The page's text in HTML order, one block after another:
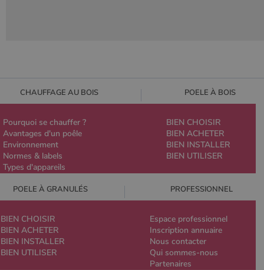
CHAUFFAGE AU BOIS POELE À BOIS
Pourquoi se chauffer ?
Avantages d'un poêle
Environnement
Normes & labels
Types d'appareils
BIEN CHOISIR
BIEN ACHETER
BIEN INSTALLER
BIEN UTILISER
POELE À GRANULÉS PROFESSIONNEL
BIEN CHOISIR
BIEN ACHETER
BIEN INSTALLER
BIEN UTILISER
Espace professionnel
Inscription annuaire
Nous contacter
Qui sommes-nous
Partenaires